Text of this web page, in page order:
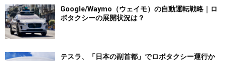
Google/Waymo（ウェイモ）の自動運転戦略｜ロ
ボタクシーの展開状況は？
テスラ、「日本の副首都」でロボタクシー運行か